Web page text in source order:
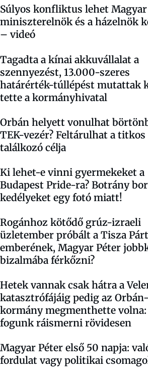
Súlyos konfliktus lehet
miniszterelnök és a házelnök
– videó
Tagadta a kínai akkuvállalat a
szennyezést, 13.000-szeres
határérték-túllépést mutattak
tette a kormányhivatal
Orbán helyett vonulhat
TEK-vezér? Feltárulhat a titkos
találkozó célja
Ki lehet-e vinni gyermekeket a
Budapest Pride-ra? Botrány
kedélyeket egy fotó miatt!
Rogánhoz kötődő grúz-izraeli
üzletember próbált a Tisza
emberének, Magyar Péter
bizalmába férkőzni?
Hetek vannak csak hátra a
katasztrófájáig pedig az Orbán-
kormány megmenthette
fogunk ráismerni rövidesen
Magyar Péter első 50 napja:
fordulat vagy politikai